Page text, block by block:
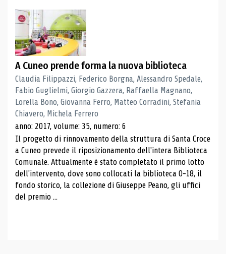
A Cuneo prende forma la nuova biblioteca
Claudia Filippazzi, Federico Borgna, Alessandro Spedale,
Fabio Guglielmi, Giorgio Gazzera, Raffaella Magnano,
Lorella Bono, Giovanna Ferro, Matteo Corradini, Stefania
Chiavero, Michela Ferrero
anno: 2017, volume: 35, numero: 6
Il progetto di rinnovamento della struttura di Santa Croce
a Cuneo prevede il riposizionamento dell'intera Biblioteca
Comunale. Attualmente è stato completato il primo lotto
dell'intervento, dove sono collocati la biblioteca 0-18, il
fondo storico, la collezione di Giuseppe Peano, gli uffici
del premio ...